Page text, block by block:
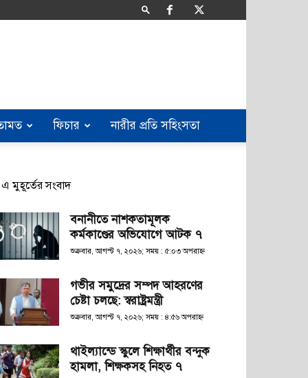
ফিচার নারীর প্রতি সহিংসতা
এ মুহূর্তের সংবাদ
বনানীতে নাশকতামূলক
কর্মকাণ্ডের অভিযোগে আটক ৭
শুক্রবার, আগস্ট ৭, ২০২৬; সময় : ৫:০৩ অপরাহ্ণ
গভীর সমুদ্রের সম্পদ আহরণের
চেষ্টা চলছে: স্বরাষ্ট্রমন্ত্রী
শুক্রবার, আগস্ট ৭, ২০২৬; সময় : ৪:৫৬ অপরাহ্ণ
থাইল্যান্ডে স্কুলে শিক্ষার্থীর বন্দুক
হামলা, শিক্ষকসহ নিহত ৭